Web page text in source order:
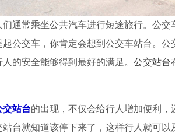
们通常乘坐公共汽车进行短途旅行。公
公交车，你肯定会想到公交车站台。
的安全能够得到最好的满足。 公交站台
交站台的出现，不仅会给行人增加便利
台就知道该停下来了，这样行人就可以